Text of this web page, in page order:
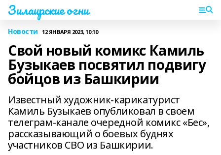
Зилаирские огни
Новости 12 ЯНВАРЯ 2023, 10:10
Свой новый комикс Камиль
Бузыкаев посвятил подвигу
бойцов из Башкирии
Известный художник-карикатурист
Камиль Бузыкаев опубликовал в своем
телеграм-канале очередной комикс «Бес»,
рассказывающий о боевых буднях
участников СВО из Башкирии.